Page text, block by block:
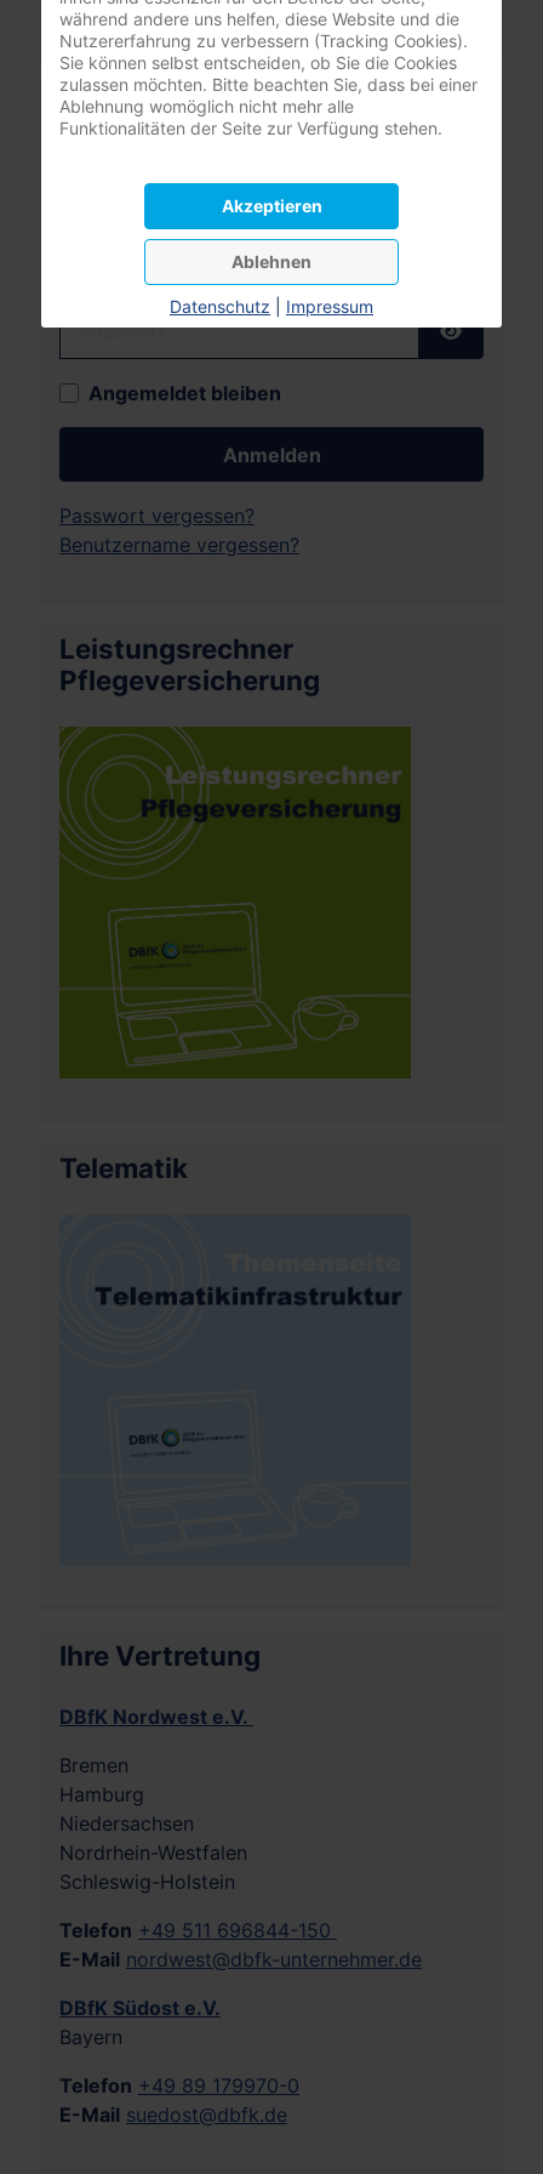
Mitgliederbereich
(DBfK Nordwest + Südost)
Benutzername
Angemeldet bleiben
Anmelden
Passwort vergessen?
Benutzername vergessen?
Leistungsrechner
Pflegeversicherung
Telematik
Ihre Vertretung
DBfK Nordwest e.V.
Bremen
Hamburg
Niedersachsen
Nordrhein-Westfalen
Schleswig-Holstein
Telefon +49 511 696844-150
E-Mail nordwest@dbfk-unternehmer.de
DBfK Südost e.V.
Bayern
Telefon +49 89 179970-0
E-Mail suedost@dbfk.de
während andere uns helfen, diese Website und die
Nutzererfahrung zu verbessern (Tracking Cookies).
Sie können selbst entscheiden, ob Sie die Cookies
zulassen möchten. Bitte beachten Sie, dass bei einer
Ablehnung womöglich nicht mehr alle
Funktionalitäten der Seite zur Verfügung stehen.
Akzeptieren
Ablehnen
Datenschutz Impressum